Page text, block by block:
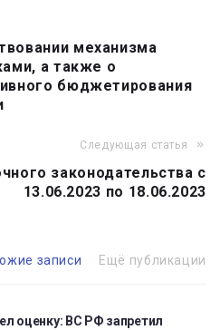
механизма
а также о
бюджетирования
Следующая статья
законодательства с
13.06.2023 по 18.06.2023
записи Ещё публикации
оценку: ВС РФ запретил